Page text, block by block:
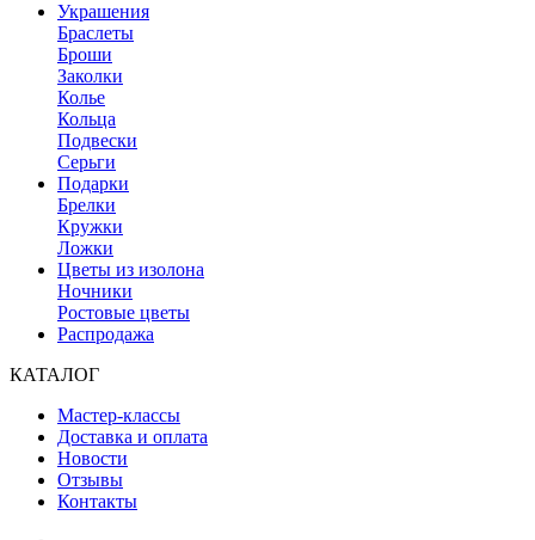
Украшения
Браслеты
Броши
Заколки
Колье
Кольца
Подвески
Серьги
Подарки
Брелки
Кружки
Ложки
Цветы из изолона
Ночники
Ростовые цветы
Распродажа
КАТАЛОГ
Мастер-классы
Доставка и оплата
Новости
Отзывы
Контакты